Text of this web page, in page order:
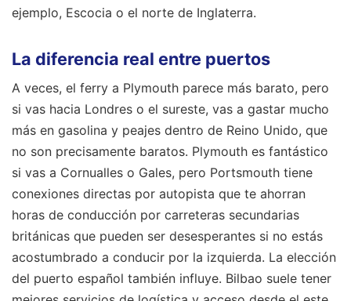
ejemplo, Escocia o el norte de Inglaterra.
La diferencia real entre puertos
A veces, el ferry a Plymouth parece más barato, pero
si vas hacia Londres o el sureste, vas a gastar mucho
más en gasolina y peajes dentro de Reino Unido, que
no son precisamente baratos. Plymouth es fantástico
si vas a Cornualles o Gales, pero Portsmouth tiene
conexiones directas por autopista que te ahorran
horas de conducción por carreteras secundarias
británicas que pueden ser desesperantes si no estás
acostumbrado a conducir por la izquierda. La elección
del puerto español también influye. Bilbao suele tener